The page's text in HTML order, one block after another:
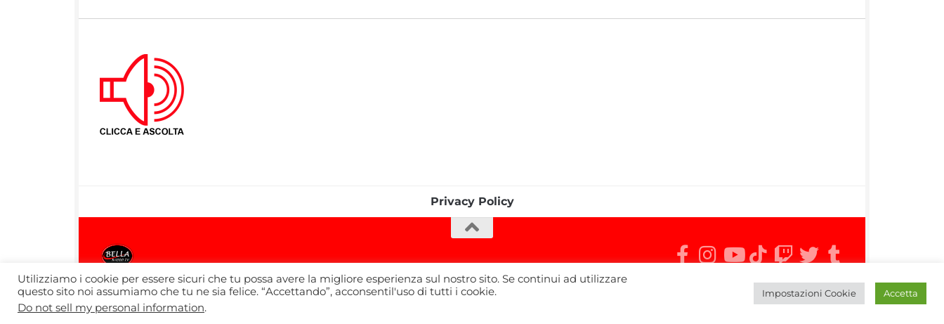
Privacy Policy
Bella Radio TV © 2026. Tutti i diritti riservati.
Utilizziamo i cookie per essere sicuri che tu possa avere la migliore esperienza sul nostro sito. Se continui ad utilizzare
questo sito noi assumiamo che tu ne sia felice. “Accettando”, acconsentil'uso di tutti i cookie.
Do not sell my personal information.
Impostazioni Cookie Accetta